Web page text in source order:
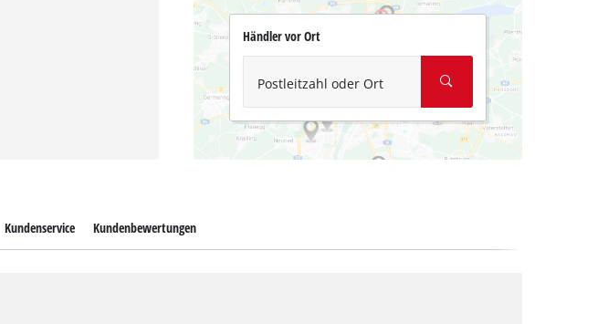
Händler vor Ort
Postleitzahl oder Ort
Kundenservice Kundenbewertungen